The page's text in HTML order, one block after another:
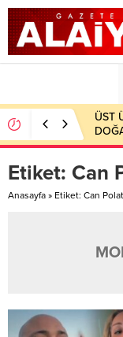
ÜST
Etiket: Can
Anasayfa » Etiket: Can Polat